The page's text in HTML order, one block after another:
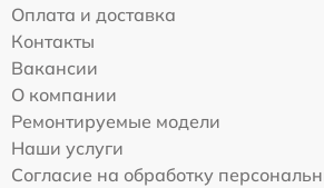
Оплата и доставка
Контакты
Вакансии
О компании
Ремонтируемые модели
Наши услуги
Согласие на обработку